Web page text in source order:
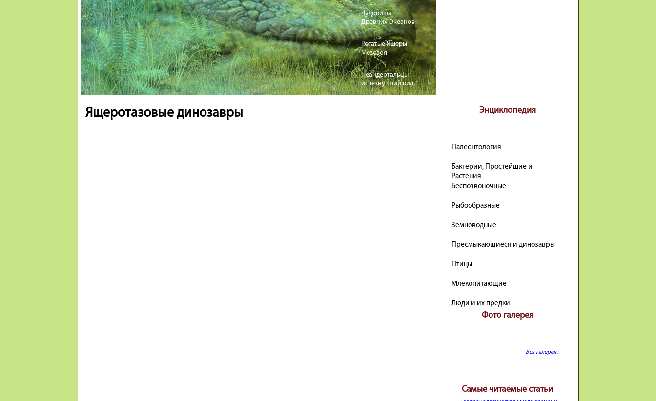
Чудовища
Древних Океанов
Рогатые Ящеры
Мезозоя
Неандертальцы -
исчезнувший вид.
Энциклопедия
Палеонтология
Бактерии, Простейшие и
Растения
Беспозвоночные
Рыбообразные
Земноводные
Пресмыкающиеся и динозавры
Птицы
Млекопитающие
Люди и их предки
Фото галерея
Вся галерея...
Самые читаемые статьи
Ящеротазовые динозавры